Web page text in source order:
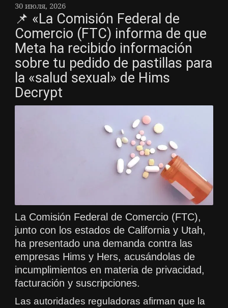
30 июля, 2026
📌 «La Comisión Federal de
Comercio (FTC) informa de que
Meta ha recibido información
sobre tu pedido de pastillas para
la «salud sexual» de Hims
Decrypt
La Comisión Federal de Comercio (FTC),
junto con los estados de California y Utah,
ha presentado una demanda contra las
empresas Hims y Hers, acusándolas de
incumplimientos en materia de privacidad,
facturación y suscripciones.
Las autoridades reguladoras afirman que la